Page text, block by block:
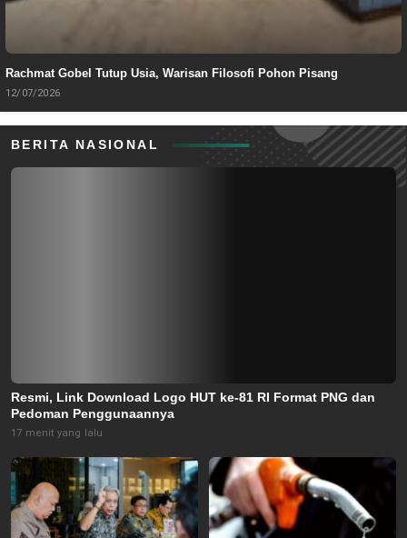
Rachmat Gobel Tutup Usia, Warisan Filosofi Pohon Pisang
12/07/2026
BERITA NASIONAL
Resmi, Link Download Logo HUT ke-81 RI Format PNG dan
Pedoman Penggunaannya
17 menit yang lalu